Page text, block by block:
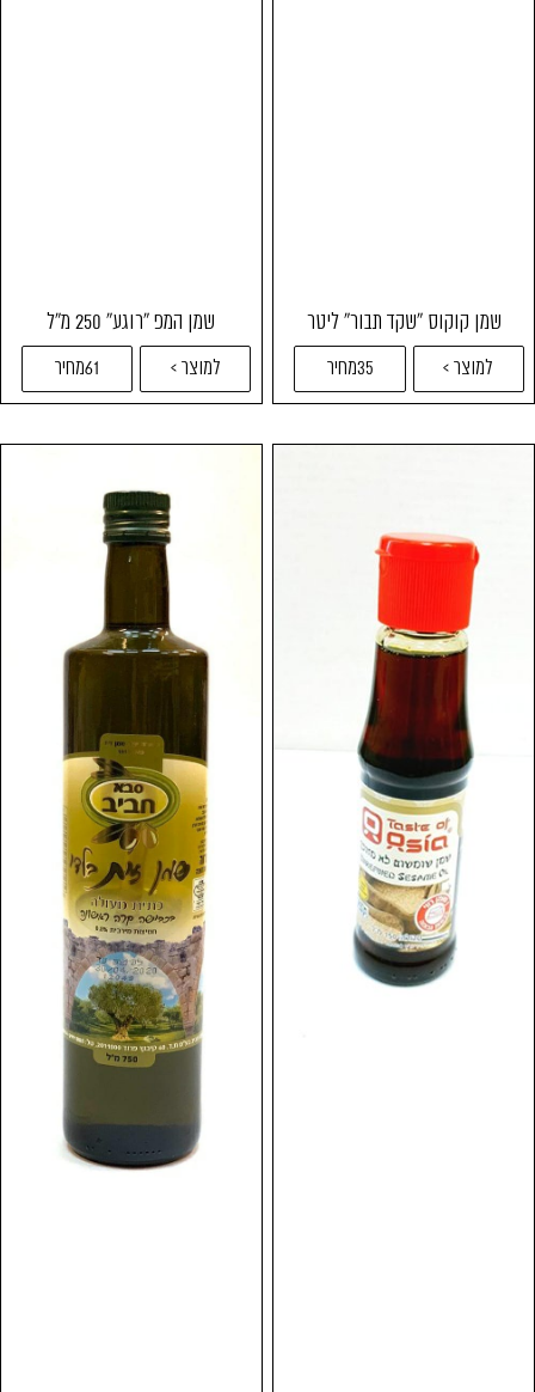
שמן קוקוס "שקד תבור" ליטר
למוצר > 35מחיר
שמן המפ "רוגע" 250 מ"ל
למוצר > 61מחיר